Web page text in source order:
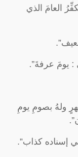
العامَ الذي
: يومَ عرفةَ”.
ولهُ بصومِ يومِ
إسناده كذاب”.